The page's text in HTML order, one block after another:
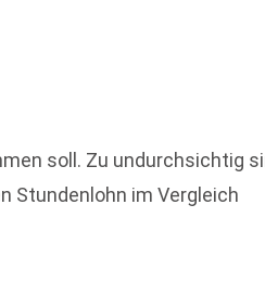
soll. Zu undurchsichtig
Stundenlohn im Vergleich